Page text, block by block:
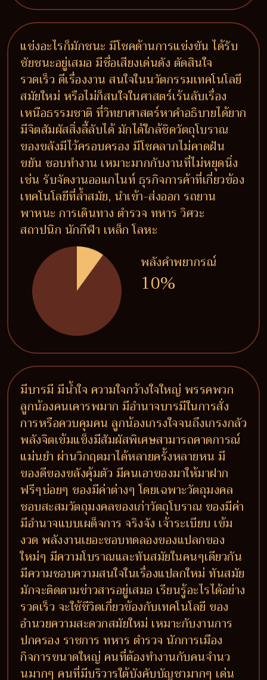
แข่งอะไรก็มักชนะ มีโชคด้านการแข่งขัน ได้รับ
ชัยชนะอยู่เสมอ มีชื่อเสียงเด่นดัง ตัดสินใจ
รวดเร็ว ดีเรื่องงาน สนใจในนวัตกรรมเทคโนโลยี
สมัยใหม่ หรือไม่ก็สนใจในศาสตร์เร้นลับเรื่อง
เหนือธรรมชาติ ที่วิทยาศาสตร์หาคำอธิบายได้ยาก
มีจิตสัมผัสสิ่งลี้ลับได้ มักได้ใกล้ชิดวัตถุโบราณ
ของขลังมีไว้ครอบครอง มีโชคลาภไม่คาดฝัน
ขยัน ชอบทำงาน เหมาะมากกับงานที่ไม่หยุดนิ่ง
เช่น รับจัดงานออแกไนท์ ธุรกิจการค้าที่เกี่ยวข้อง
เทคโนโลยีที่ล้ำสมัย, นำเข้า-ส่งออก รถยาน
พาหนะ การเดินทาง ตำรวจ ทหาร วิศวะ
สถาปนิก นักกีฬา เหล็ก โลหะ
พลังคำพยากรณ์
10%
มีบารมี มีน้ำใจ ความใจกว้างใจใหญ่ พรรคพวก
ลูกน้องคนเคารพมาก มีอำนาจบารมีในการสั่ง
การหรือควบคุมคน ลูกน้องเกรงใจจนถึงเกรงกลัว
พลังจิตเข้มแข็งมีสัมผัสพิเศษสามารถคาดการณ์
แม่นยำ ผ่านวิกฤตมาได้หลายครั้งหลายหน มี
ของดีของขลังคุ้มตัว มีคนเอาของมาให้มาฝาก
ฟรีๆบ่อยๆ ของมีค่าต่างๆ โดยเฉพาะวัตถุมงคล
ชอบสะสมวัตถุมงคลของเก่าวัตถุโบราณ ของมีค่า
มีอำนาจแบบเผด็จการ จริงจัง เจ้าระเบียบ เข้ม
งวด พลังงานเยอะชอบทดลองของแปลกของ
ใหม่ๆ มีความโบราณและทันสมัยในคนๆเดียวกัน
มีความชอบความสนใจในเรื่องแปลกใหม่ ทันสมัย
มักจะติดตามข่าวสารอยู่เสมอ เรียนรู้อะไรได้อย่าง
รวดเร็ว จะใช้ชีวิตเกี่ยวข้องกับเทคโนโลยี ของ
อำนวยความสะดวกสมัยใหม่ เหมาะกับงานการ
ปกครอง ราชการ ทหาร ตำรวจ นักการเมือง
กิจการขนาดใหญ่ คนที่ต้องทำงานกับคนจำนว
นมากๆ คนที่มีบริวารใต้บังคับบัญชามากๆ เด่น